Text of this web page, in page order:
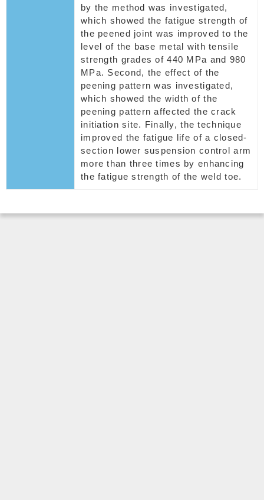
by the method was investigated,
which showed the fatigue strength of
the peened joint was improved to the
level of the base metal with tensile
strength grades of 440 MPa and 980
MPa. Second, the effect of the
peening pattern was investigated,
which showed the width of the
peening pattern affected the crack
initiation site. Finally, the technique
improved the fatigue life of a closed-
section lower suspension control arm
more than three times by enhancing
the fatigue strength of the weld toe.